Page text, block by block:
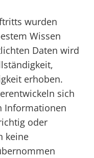
wurden
Wissen
Daten wird
erhoben.
sich
Informationen
oder
keine